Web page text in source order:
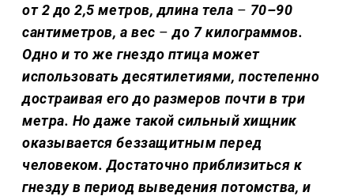
от 2 до 2,5 метров, длина тела – 70–90
сантиметров, а вес – до 7 килограммов.
Одно и то же гнездо птица может
использовать десятилетиями, постепенно
достраивая его до размеров почти в три
метра. Но даже такой сильный хищник
оказывается беззащитным перед
человеком. Достаточно приблизиться к
гнезду в период выведения потомства, и